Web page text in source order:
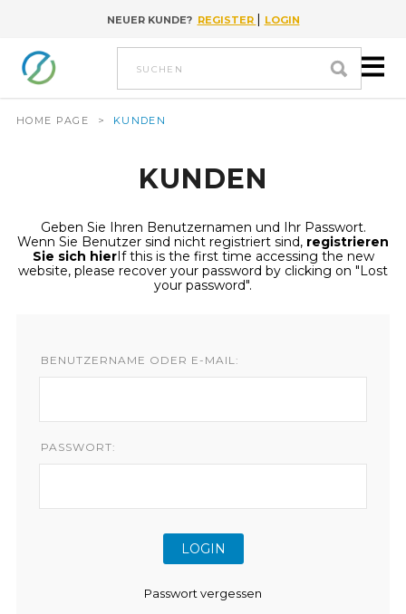
Go to contentNEUER KUNDE? REGISTER | LOGIN
suchen
HOME PAGE > KUNDEN
KUNDEN
Geben Sie Ihren Benutzernamen und Ihr Passwort.
Wenn Sie Benutzer sind nicht registriert sind, registrieren
Sie sich hierIf this is the first time accessing the new
website, please recover your password by clicking on "Lost
your password".
BENUTZERNAME ODER E-MAIL:
PASSWORT:
Passwort vergessen